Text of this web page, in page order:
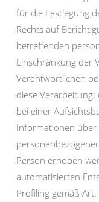
für die Festlegung
Rechts auf
betreffenden
Einschränkung der
Verantwortlichen
diese Verarbeitung;
bei einer
Informationen über
Person erhoben
automatisierten
Profiling gemäß